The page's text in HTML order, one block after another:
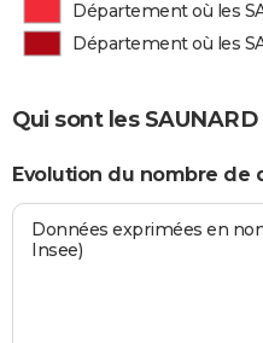
Département où les
Département où les
Qui sont les
Evolution du nombre de
Données exprimées en
Insee)